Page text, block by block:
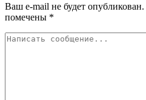
Ваш e-mail не будет опубликован.
помечены *